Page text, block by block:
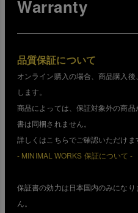
Warranty
品質保証について
オンライン購入の場合、商品購入
します。
商品によっては、保証対象外の商
書は同梱されません。
詳しくはこちらでご確認いただけま
- MINIMAL WORKS 保証について -
保証書の効力は日本国内のみにな
ん。